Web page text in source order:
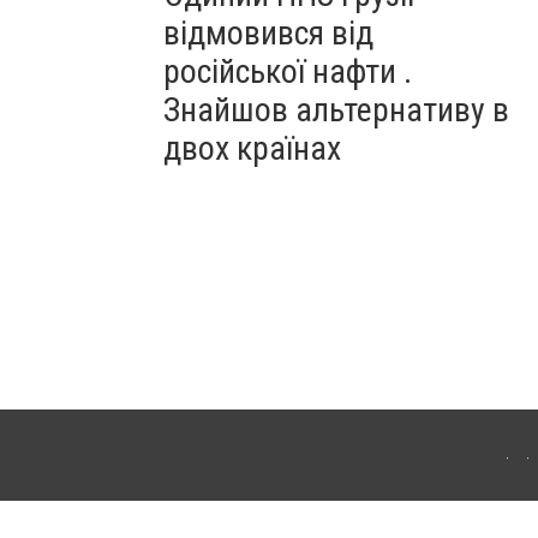
відмовився від
російської нафти .
Знайшов альтернативу в
двох країнах